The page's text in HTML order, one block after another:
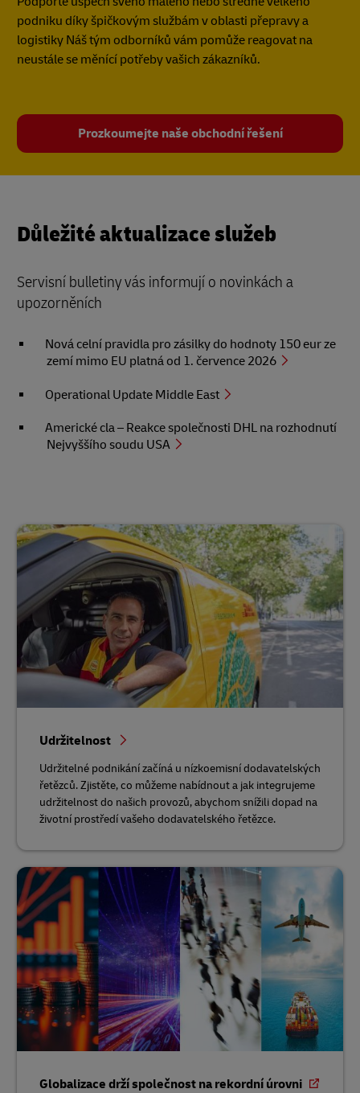
podniku díky špičkovým službám v oblasti přepravy a
logistiky Náš tým odborníků vám pomůže reagovat na
neustále se měnící potřeby vašich zákazníků.
Prozkoumejte naše obchodní řešení
Důležité aktualizace služeb
Servisní bulletiny vás informují o novinkách a
upozorněních
Nová celní pravidla pro zásilky do hodnoty 150 eur ze
zemí mimo EU platná od 1. července 2026
Operational Update Middle East
Americké cla – Reakce společnosti DHL na rozhodnutí
Nejvyššího soudu USA
Udržitelnost
Udržitelné podnikání začíná u nízkoemisní dodavatelských
řetězců. Zjistěte, co můžeme nabídnout a jak integrujeme
udržitelnost do našich provozů, abychom snížili dopad na
životní prostředí vašeho dodavatelského řetězce.
Globalizace drží společnost na rekordní úrovni